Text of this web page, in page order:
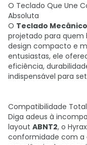
O Teclado Que Une
Absoluta
O Teclado
projetado para
design compacto e
entusiastas, ele
eficiência,
indispensável para
Compatibilidade
Diga adeus à
layout ABNT2, o
conformidade com a